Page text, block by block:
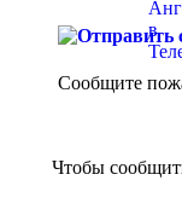
Сообщите
Чтобы